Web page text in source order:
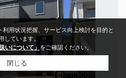
用状況把握、サービス向上検討を目的と
しています。
いについて」 をご確認ください。
閉じる